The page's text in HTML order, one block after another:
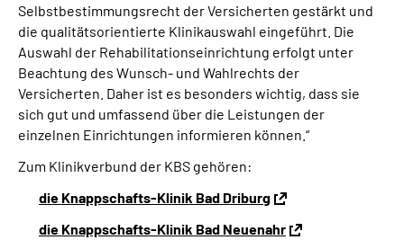
Selbstbestimmungsrecht der Versicherten gestärkt und
die qualitätsorientierte Klinikauswahl eingeführt. Die
Auswahl der Rehabilitationseinrichtung erfolgt unter
Beachtung des Wunsch- und Wahlrechts der
Versicherten. Daher ist es besonders wichtig, dass sie
sich gut und umfassend über die Leistungen der
einzelnen Einrichtungen informieren können.“
Zum Klinikverbund der KBS gehören:
die Knappschafts-Klinik Bad Driburg
die Knappschafts-Klinik Bad Neuenahr